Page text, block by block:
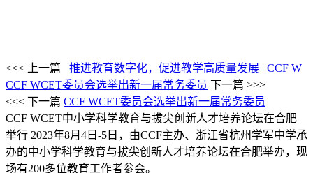
<<< 上一篇
推进教育数字化，促进教学高质量发展 | CCF W
CCF WCET委员会选举出新一届常务委员 下一篇 >>>
<<< 下一篇 CCF WCET委员会选举出新一届常务委员
CCF WCET中小学科学教育与拔尖创新人才培养论坛在合肥
举行 2023年8月4日-5日，由CCF主办、浙江省杭州学军中学承
办的中小学科学教育与拔尖创新人才培养论坛在合肥举办，现
场有200多位教育工作者参会。